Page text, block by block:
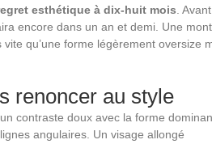
esthétique à dix-huit mois .
encore dans un an et demi. Une
qu’une forme légèrement oversize
renoncer au style
contraste doux avec la forme
angulaires. Un visage allongé